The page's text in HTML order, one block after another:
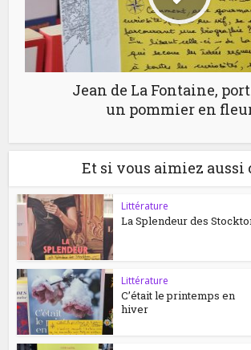
Jean de La Fontaine,
un pommier en
Et si vous aimiez aussi
Littérature
La Splendeur des
Littérature
C’était le printemps en
hiver